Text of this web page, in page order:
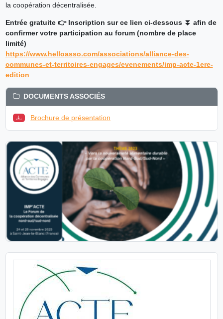
la coopération décentralisée.
Entrée gratuite 👉 Inscription sur ce lien ci-dessous ⏬ afin de
confirmer votre participation au forum (nombre de place
limité)
https://www.helloasso.com/associations/alliance-des-
communes-et-territoires-engages/evenements/imp-acte-1ere-
edition
DOCUMENTS ASSOCIÉS
Brochure de présentation